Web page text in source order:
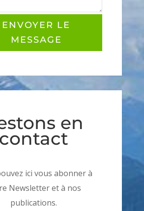
ENVOYER LE
MESSAGE
en
contact
ici vous abonner à
Newsletter et à nos
publications.